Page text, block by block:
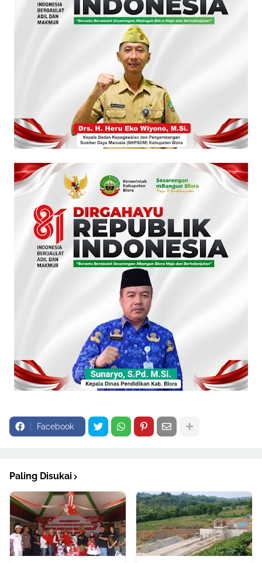
Facebook
Paling Disukai